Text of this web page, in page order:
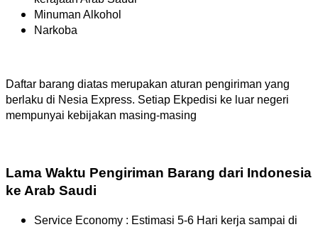
Minuman Alkohol
Narkoba
Daftar barang diatas merupakan aturan pengiriman yang
berlaku di Nesia Express. Setiap Ekpedisi ke luar negeri
mempunyai kebijakan masing-masing
Lama Waktu Pengiriman Barang dari Indonesia
ke Arab Saudi
Service Economy : Estimasi 5-6 Hari kerja sampai di